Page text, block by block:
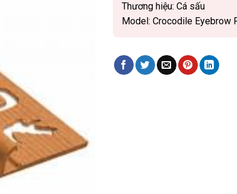
Thương hiệu: Cá sấu
Model: Crocodile Eyebrow